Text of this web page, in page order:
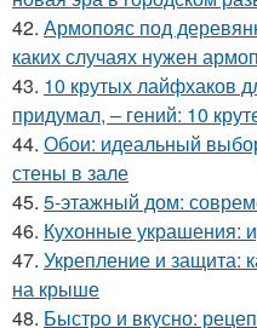
42. Армопояс под
каких случаях нужен
43. 10 крутых лайфхаков
придумал, – гений: 10
44. Обои: идеальный
стены в зале
45. 5-этажный дом:
46. Кухонные украшения:
47. Укрепление и защита:
на крыше
48. Быстро и вкусно: